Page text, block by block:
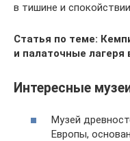
в тишине и
Статья по теме:
и палаточные лагеря
Интересные
Музей
Европы,